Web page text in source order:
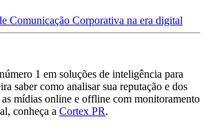
1 em soluções de inteligência para
saber como analisar sua reputação e dos
as mídias online e offline com monitoramento
conheça a Cortex PR.